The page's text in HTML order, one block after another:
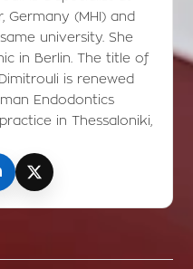
Germany (MHI) and
university. She
in Berlin. The title of
is renewed
Endodontics
in Thessaloniki,
LinkedInX (Twitter)